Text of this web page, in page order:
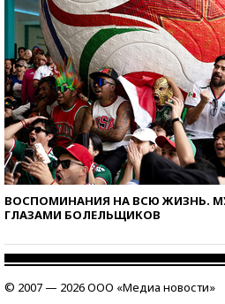
ВОСПОМИНАНИЯ НА ВСЮ ЖИЗНЬ.
ГЛАЗАМИ БОЛЕЛЬЩИКОВ
© 2007 — 2026 ООО «Медиа новости»